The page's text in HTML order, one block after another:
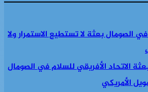
في الصومال بعثة لا تستطيع الاستمرار ولا
الاتحاد الأفريقي للسلام في الصومال
الأمريكي